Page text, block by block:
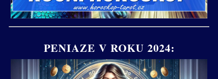
PENIAZE V ROKU 2024: